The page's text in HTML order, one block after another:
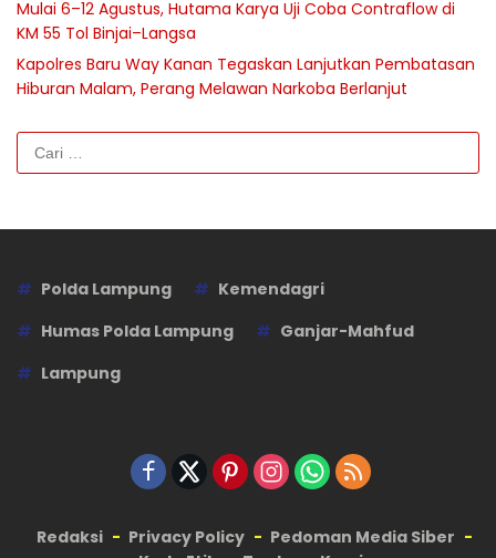
Mulai 6–12 Agustus, Hutama Karya Uji Coba Contraflow di
KM 55 Tol Binjai–Langsa
Kapolres Baru Way Kanan Tegaskan Lanjutkan Pembatasan
Hiburan Malam, Perang Melawan Narkoba Berlanjut
Cari
untuk:
Polda Lampung
Kemendagri
Humas Polda Lampung
Ganjar-Mahfud
Lampung
Redaksi Privacy Policy
Pedoman Media Siber